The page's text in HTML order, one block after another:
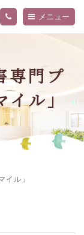
メニュー
専門プ
イル」
イル」